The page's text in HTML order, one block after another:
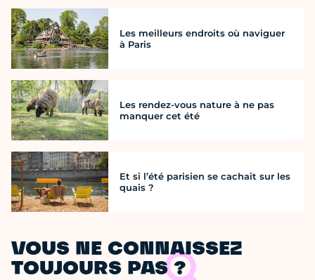
Les meilleurs endroits où naviguer
à Paris
Les rendez-vous nature à ne pas
manquer cet été
Et si l’été parisien se cachait sur les
quais ?
VOUS NE CONNAISSEZ
TOUJOURS PAS ?